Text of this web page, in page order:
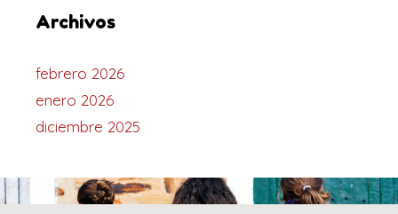
Archivos
febrero 2026
enero 2026
diciembre 2025